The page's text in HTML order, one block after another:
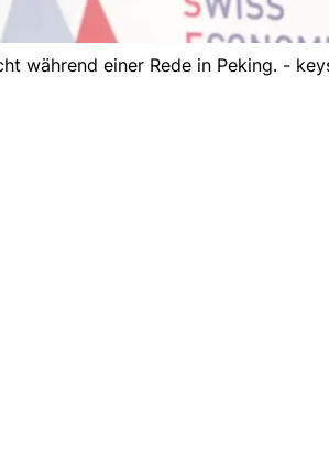
während einer Rede in Peking. -